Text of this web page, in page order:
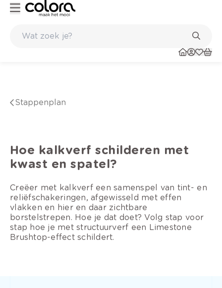
Stappenplan
Hoe kalkverf schilderen met
kwast en spatel?
Creëer met kalkverf een samenspel van tint- en
reliëfschakeringen, afgewisseld met effen
vlakken en hier en daar zichtbare
borstelstrepen. Hoe je dat doet? Volg stap voor
stap hoe je met structuurverf een Limestone
Brushtop-effect schildert.